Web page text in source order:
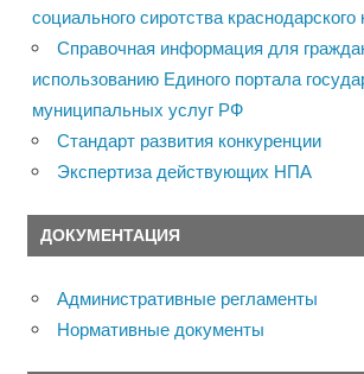
социального сиротства краснодарского
Справочная информация для
использованию Единого портала
муниципальных услуг РФ
Стандарт развития конкуренции
Экспертиза действующих НПА
ДОКУМЕНТАЦИЯ
Административные регламенты
Нормативные документы